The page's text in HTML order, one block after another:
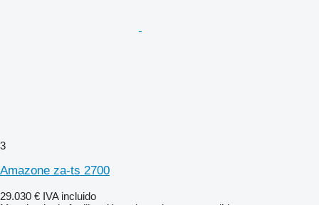
3
Amazone za-ts 2700
29.030 € IVA incluido